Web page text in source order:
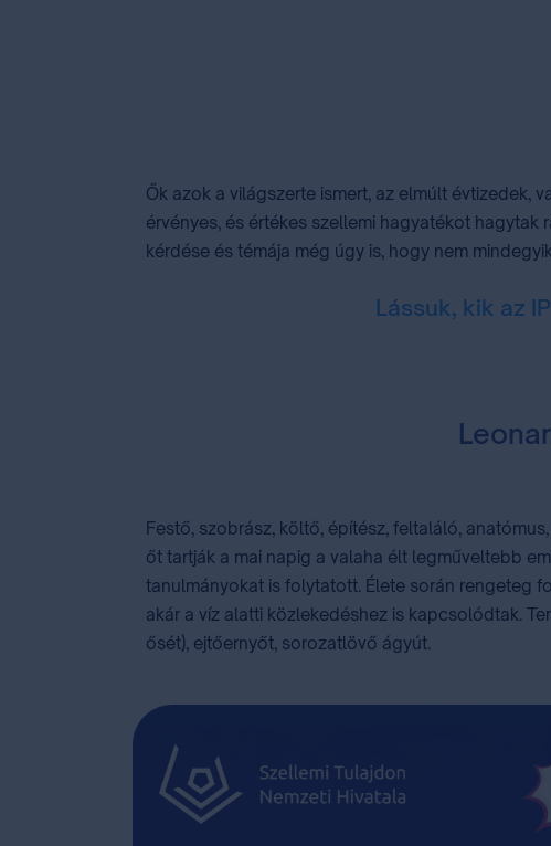
of
Ők azok a világszerte ismert, az elmúlt évtizedek,
érvényes, és értékes szellemi hagyatékot
kérdése és témája még úgy is, hogy nem
Lássuk, kik az
Festő, szobrász, költő, építész, feltaláló,
őt tartják a mai napig a valaha élt legműveltebb
tanulmányokat is folytatott. Élete során rengeteg
akár a víz alatti közlekedéshez is kapcsolódtak.
ősét), ejtőernyőt, sorozatlövő ágyút.